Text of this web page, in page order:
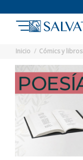
Inicio Cómics y libros